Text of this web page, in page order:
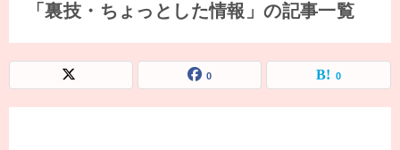
「裏技・ちょっとした情報」の記事一覧
0 0